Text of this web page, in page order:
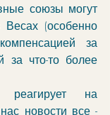
союзы могут
(особенно
за
за что-то более
реагирует на
новости все -